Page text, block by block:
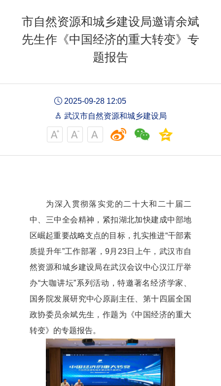
市自然资源和城乡建设局邀请余斌
先生作《中国经济的重大转变》专
题报告
2025-09-28 12:05
武汉市自然资源和城乡建设局
为深入贯彻落实党的二十大和二十届二
中、三中全会精神，紧扣湖北加快建成中部地
区崛起重要战略支点的目标，扎实推进“干部素
质提升年”工作部署，9月23日上午，武汉市自
然资源和城乡建设局在武汉会议中心汉江厅举
办“大咖讲坛”系列活动，特邀著名经济学家、
国务院发展研究中心原副主任、第十四届全国
政协委员余斌先生，作题为《中国经济的重大
转变》的专题报告。